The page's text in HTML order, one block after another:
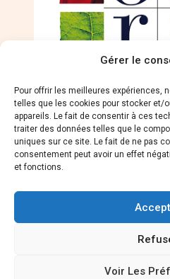
Gérer le
Pour offrir les meilleures expériences,
telles que les cookies pour stocker et/
appareils. Le fait de consentir à ces
traiter des données telles que le
uniques sur ce site. Le fait de ne pas
consentement peut avoir un effet
et fonctions.
Voir Les
LES CAS